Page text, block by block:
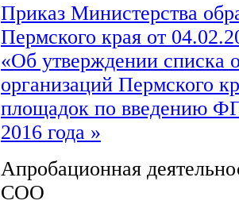
Приказ Министерства
Пермского края от
«Об утверждении списка
организаций Пермского
площадок по введению
2016 года »
Апробационная
СОО